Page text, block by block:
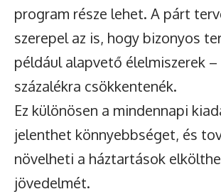
program része lehet. A párt
szerepel az is, hogy bizonyos
például alapvető élelmiszerek
százalékra csökkentenék.
Ez különösen a mindennapi
jelenthet könnyebbséget, és
növelheti a háztartások
jövedelmét.